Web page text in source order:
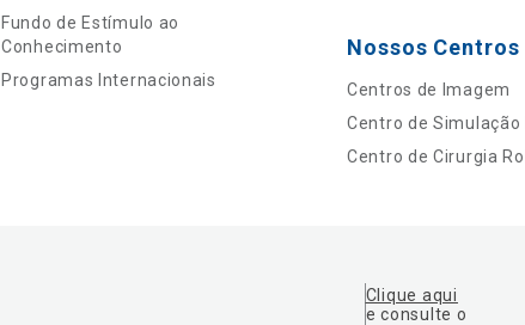
Fundo de Estímulo ao
Conhecimento
Programas Internacionais
Nossos Centros
Centros de Imagem
Centro de Simulação
Centro de Cirurgia
Clique aqui
e consulte o